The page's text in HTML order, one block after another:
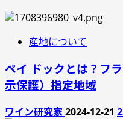
産地について
ペイ ドックとは？フ
示保護）指定地域
ワイン研究家2024-12-21